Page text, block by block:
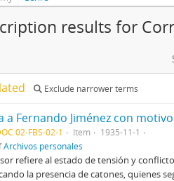
results for
Exclude narrower terms
02-FBS-02-1 Item
1935-11-1
Archivos personales
refiere al estado de tensión y
la presencia de catones, quienes